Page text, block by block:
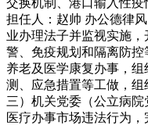
担任人：赵帅 办公德律
业办理法子并监视实施
警、免疫规划和隔离防
养老及医学康复办事，
测、应急措置等工做，
三）机关党委（公立病
医疗办事市场违法行为